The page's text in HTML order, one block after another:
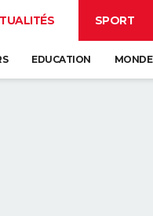
SPORT
EDUCATION MONDE